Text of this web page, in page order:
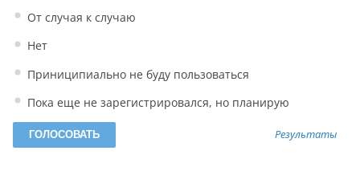
От случая к случаю
Нет
Приниципиально не буду пользоваться
Пока еще не зарегистрировался, но планирую
Результаты